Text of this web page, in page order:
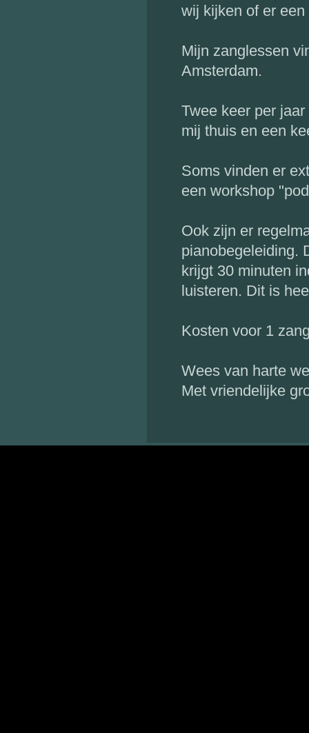
wij kijken of er
Mijn zanglessen
Amsterdam.
Twee keer per
mij thuis en een
Soms vinden er
een workshop
Ook zijn er
pianobegeleiding.
krijgt 30 minuten
luisteren. Dit is
Kosten voor 1
Wees van harte
Met vriendelijke